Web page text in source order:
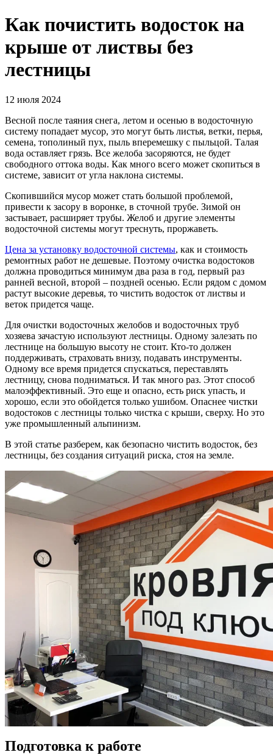
Как почистить водосток на
крыше от листвы без
лестницы
12 июля 2024
Весной после таяния снега, летом и осенью в водосточную
систему попадает мусор, это могут быть листья, ветки, перья,
семена, тополиный пух, пыль вперемешку с пыльцой. Талая
вода оставляет грязь. Все желоба засоряются, не будет
свободного оттока воды. Как много всего может скопиться в
системе, зависит от угла наклона системы.
Скопившийся мусор может стать большой проблемой,
привести к засору в воронке, в сточной трубе. Зимой он
застывает, расширяет трубы. Желоб и другие элементы
водосточной системы могут треснуть, проржаветь.
Цена за установку водосточной системы, как и стоимость
ремонтных работ не дешевые. Поэтому очистка водостоков
должна проводиться минимум два раза в год, первый раз
ранней весной, второй – поздней осенью. Если рядом с домом
растут высокие деревья, то чистить водосток от листвы и
веток придется чаще.
Для очистки водосточных желобов и водосточных труб
хозяева зачастую используют лестницы. Одному залезать по
лестнице на большую высоту не стоит. Кто-то должен
поддерживать, страховать внизу, подавать инструменты.
Одному все время придется спускаться, переставлять
лестницу, снова подниматься. И так много раз. Этот способ
малоэффективный. Это еще и опасно, есть риск упасть, и
хорошо, если это обойдется только ушибом. Опаснее чистки
водостоков с лестницы только чистка с крыши, сверху. Но это
уже промышленный альпинизм.
В этой статье разберем, как безопасно чистить водосток, без
лестницы, без создания ситуаций риска, стоя на земле.
Подготовка к работе